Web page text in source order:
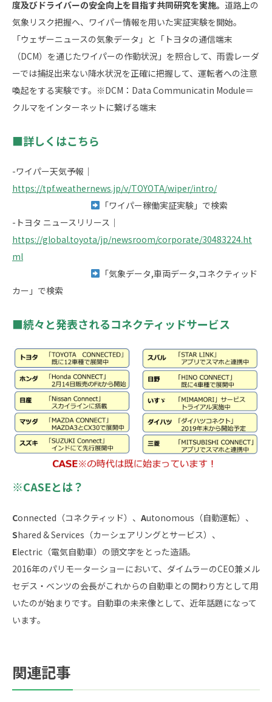
度及びドライバーの安全向上を目指す共同研究を実施。 道路上の
気象リスク把握へ、ワイパー情報を用いた実証実験を開始。
「ウェザーニュースの気象データ」と「トヨタの通信端末
（DCM）を通じたワイパーの作動状況」を照合して、雨雲レーダ
ーでは捕捉出来ない降水状況を正確に把握して、運転者への注意
喚起をする実験です。※DCM：Data Communicatin Module＝
クルマをインターネットに繋げる端末
■詳しくはこちら
-ワイパー天気予報｜
https://tpf.weathernews.jp/v/TOYOTA/wiper/intro/
「ワイパー稼働実証実験」で検索
-トヨタ ニュースリリース｜
https://global.toyota/jp/newsroom/corporate/30483224.ht
ml
「気象データ,車両データ,コネクティッド
カー」で検索
■続々と発表されるコネクティッドサービス
※CASEとは？
Connected（コネクティッド）、 Autonomous（自動運転）、
Shared & Services（カーシェアリングとサービス）、
Electric（電気自動車）の頭文字をとった造語。
2016年のパリモーターショーにおいて、ダイムラーのCEO兼メル
セデス・ベンツの会長がこれからの自動車との関わり方として用
いたのが始まりです。自動車の未来像として、近年話題になって
います。
関連記事